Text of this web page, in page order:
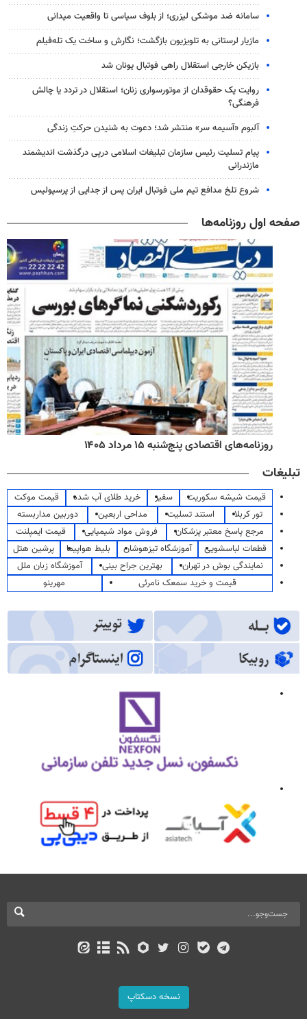
سامانه ضد موشکی لیزری؛ از بلوف سیاسی تا واقعیت میدانی
مازیار لرستانی به تلویزیون بازگشت؛ نگارش و ساخت یک تله‌فیلم
بازیکن خارجی استقلال راهی فوتبال یونان شد
روایت یک حقوقدان از موتورسواری زنان؛ استقلال در تردد یا چالش
فرهنگی؟
آلبوم «آسیمه سر» منتشر شد؛ دعوت به شنیدن حرکتِ زندگی
پیام تسلیت رئیس سازمان تبلیغات اسلامی درپی درگذشت اندیشمند
مازندرانی
شروع تلخ مدافع تیم ملی فوتبال ایران پس از جدایی از پرسپولیس
صفحه اول روزنامه‌ها
روزنامه‌های اقتصادی پنج‌شنبه ۱۵ مرداد ۱۴۰۵
تبلیغات
قیمت شیشه سکوریت سفیر خرید طلای آب شده
قیمت موکت
تور کربلا
استند تسلیت مداحی اربعین
دوربین مداربسته
مرجع پاسخ معتبر پزشکان
فروش مواد شیمیایی
قیمت ایمپلنت
قطعات لباسشویی
آموزشگاه تیزهوشان بلیط هواپیما
پرشین هتل
نمایندگی بوش در تهران
بهترین جراح بینی
آموزشگاه زبان ملل
قیمت و خرید سمعک نامرئی
مهرینو
نسخه دسکتاپ